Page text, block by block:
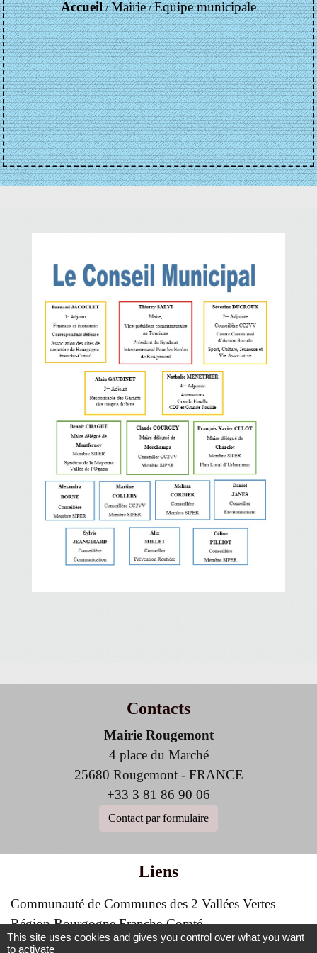
Accueil/Mairie/Equipe municipale
Contacts
Mairie Rougemont
4 place du Marché
25680 Rougemont - FRANCE
+33 3 81 86 90 06
Contact par formulaire
Liens
Communauté de Communes des 2 Vallées Vertes
Région Bourgogne Franche-Comté
Office du Tourisme des 2 vallées vertes
This site uses cookies and gives you control over what you want
to activate